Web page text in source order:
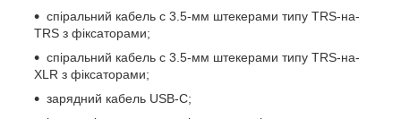
спіральний кабель с 3.5-мм штекерами типу TRS-на-
TRS з фіксаторами;
спіральний кабель с 3.5-мм штекерами типу TRS-на-
XLR з фіксаторами;
зарядний кабель USB-C;